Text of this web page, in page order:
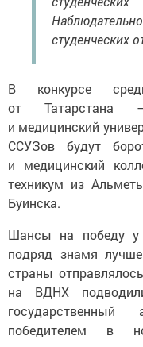
студенческих
В конкурсе
от Татарстана —
и медицинский
ССУЗов будут
и медицинский
техникум из
Буинска.
Шансы на победу у
подряд знамя
страны
на ВДНХ
победителем в